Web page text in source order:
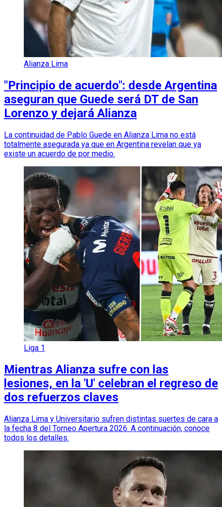
Alianza Lima
"Principio de acuerdo": desde Argentina
aseguran que Guede será DT de San
Lorenzo y dejará Alianza
La continuidad de Pablo Guede en Alianza Lima no está
totalmente asegurada ya que en Argentina revelan que ya
existe un acuerdo de por medio.
Liga 1
Mientras Alianza sufre con las
lesiones, en la 'U' celebran el regreso de
dos refuerzos claves
Alianza Lima y Universitario sufren distintas suertes de cara a
la fecha 8 del Torneo Apertura 2026. A continuación, conoce
todos los detalles.